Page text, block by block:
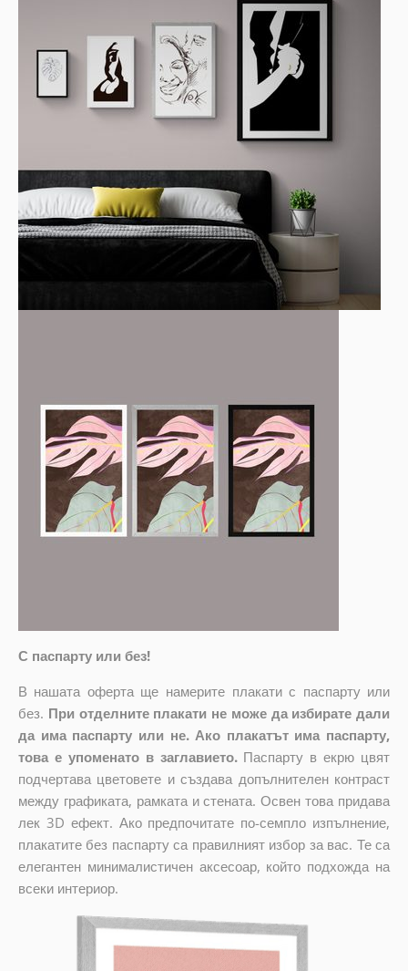
С паспарту или без!
В нашата оферта ще намерите плакати с паспарту или
без. При отделните плакати не може да избирате дали
да има паспарту или не. Ако плакатът има паспарту,
това е упоменато в заглавието. Паспарту в екрю цвят
подчертава цветовете и създава допълнителен контраст
между графиката, рамката и стената. Освен това придава
лек 3D ефект. Ако предпочитате по-семпло изпълнение,
плакатите без паспарту са правилният избор за вас. Те са
елегантен минималистичен аксесоар, който подхожда на
всеки интериор.